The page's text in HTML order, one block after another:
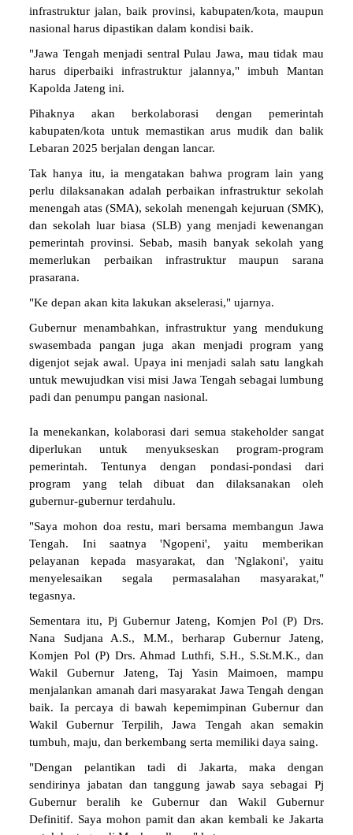
infrastruktur jalan, baik provinsi, kabupaten/kota, maupun
nasional harus dipastikan dalam kondisi baik.
"Jawa Tengah menjadi sentral Pulau Jawa, mau tidak mau
harus diperbaiki infrastruktur jalannya," imbuh Mantan
Kapolda Jateng ini.
Pihaknya akan berkolaborasi dengan pemerintah
kabupaten/kota untuk memastikan arus mudik dan balik
Lebaran 2025 berjalan dengan lancar.
Tak hanya itu, ia mengatakan bahwa program lain yang
perlu dilaksanakan adalah perbaikan infrastruktur sekolah
menengah atas (SMA), sekolah menengah kejuruan (SMK),
dan sekolah luar biasa (SLB) yang menjadi kewenangan
pemerintah provinsi. Sebab, masih banyak sekolah yang
memerlukan perbaikan infrastruktur maupun sarana
prasarana.
"Ke depan akan kita lakukan akselerasi," ujarnya.
Gubernur menambahkan, infrastruktur yang mendukung
swasembada pangan juga akan menjadi program yang
digenjot sejak awal. Upaya ini menjadi salah satu langkah
untuk mewujudkan visi misi Jawa Tengah sebagai lumbung
padi dan penumpu pangan nasional.
Ia menekankan, kolaborasi dari semua stakeholder sangat
diperlukan untuk menyukseskan program-program
pemerintah. Tentunya dengan pondasi-pondasi dari
program yang telah dibuat dan dilaksanakan oleh
gubernur-gubernur terdahulu.
"Saya mohon doa restu, mari bersama membangun Jawa
Tengah. Ini saatnya 'Ngopeni', yaitu memberikan
pelayanan kepada masyarakat, dan 'Nglakoni', yaitu
menyelesaikan segala permasalahan masyarakat,"
tegasnya.
Sementara itu, Pj Gubernur Jateng, Komjen Pol (P) Drs.
Nana Sudjana A.S., M.M., berharap Gubernur Jateng,
Komjen Pol (P) Drs. Ahmad Luthfi, S.H., S.St.M.K., dan
Wakil Gubernur Jateng, Taj Yasin Maimoen, mampu
menjalankan amanah dari masyarakat Jawa Tengah dengan
baik. Ia percaya di bawah kepemimpinan Gubernur dan
Wakil Gubernur Terpilih, Jawa Tengah akan semakin
tumbuh, maju, dan berkembang serta memiliki daya saing.
"Dengan pelantikan tadi di Jakarta, maka dengan
sendirinya jabatan dan tanggung jawab saya sebagai Pj
Gubernur beralih ke Gubernur dan Wakil Gubernur
Definitif. Saya mohon pamit dan akan kembali ke Jakarta